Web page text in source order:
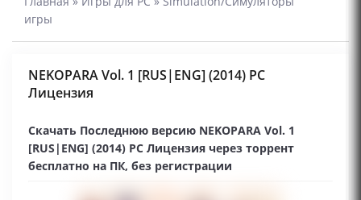
игры
NEKOPARA Vol. 1 [RUS|ENG] (2014) PC
Лицензия
Скачать Последнюю версию NEKOPARA Vol. 1
[RUS|ENG] (2014) PC Лицензия через торрент
бесплатно на ПК, без регистрации